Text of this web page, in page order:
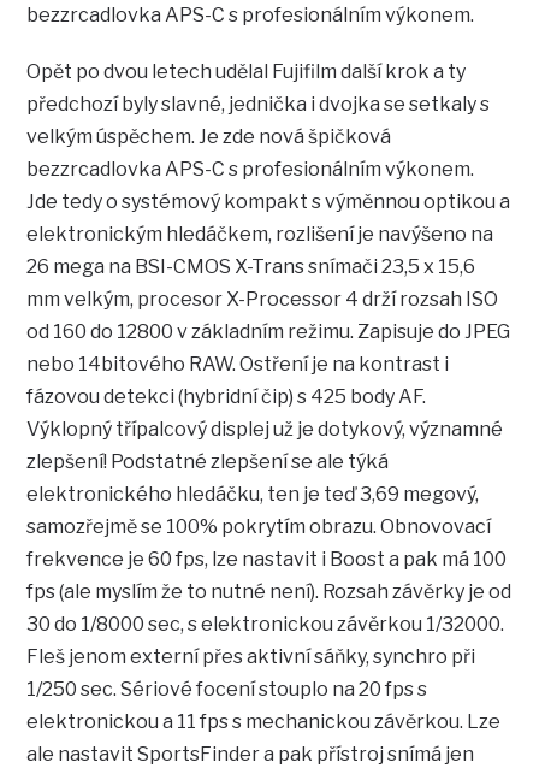
bezzrcadlovka APS-C s profesionálním výkonem.
Opět po dvou letech udělal Fujifilm další krok a ty
předchozí byly slavné, jednička i dvojka se setkaly s
velkým úspěchem. Je zde nová špičková
bezzrcadlovka APS-C s profesionálním výkonem.
Jde tedy o systémový kompakt s výměnnou optikou a
elektronickým hledáčkem, rozlišení je navýšeno na
26 mega na BSI-CMOS X-Trans snímači 23,5 x 15,6
mm velkým, procesor X-Processor 4 drží rozsah ISO
od 160 do 12800 v základním režimu. Zapisuje do JPEG
nebo 14bitového RAW. Ostření je na kontrast i
fázovou detekci (hybridní čip) s 425 body AF.
Výklopný třípalcový displej už je dotykový, významné
zlepšení! Podstatné zlepšení se ale týká
elektronického hledáčku, ten je teď 3,69 megový,
samozřejmě se 100% pokrytím obrazu. Obnovovací
frekvence je 60 fps, lze nastavit i Boost a pak má 100
fps (ale myslím že to nutné není). Rozsah závěrky je od
30 do 1/8000 sec, s elektronickou závěrkou 1/32000.
Fleš jenom externí přes aktivní sáňky, synchro při
1/250 sec. Sériové focení stouplo na 20 fps s
elektronickou a 11 fps s mechanickou závěrkou. Lze
ale nastavit SportsFinder a pak přístroj snímá jen